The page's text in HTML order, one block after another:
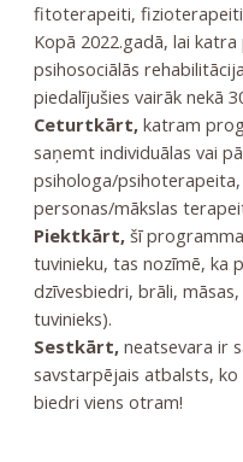
fitoterapeiti,
Kopā 2022.gadā, lai
psihosociālās
piedalījušies vairāk nekā
Ceturtkārt,katram
saņemt individuālas vai
psihologa/
personas/mākslas
Piektkārt,šī
tuvinieku, tas nozīmē, ka
dzīvesbiedri, brāli,
tuvinieks).
Sestkārt,neatsevara ir
savstarpējais atbalsts,
biedri viens otram!